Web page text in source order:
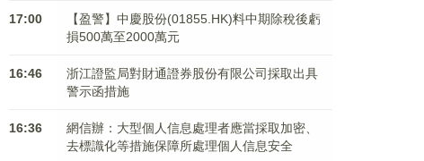
17:00
【盈警】中慶股份(01855.HK)料中期除稅後虧
損500萬至2000萬元
16:46
浙江證監局對財通證券股份有限公司採取出具
警示函措施
16:36
網信辦：大型個人信息處理者應當採取加密、
去標識化等措施保障所處理個人信息安全